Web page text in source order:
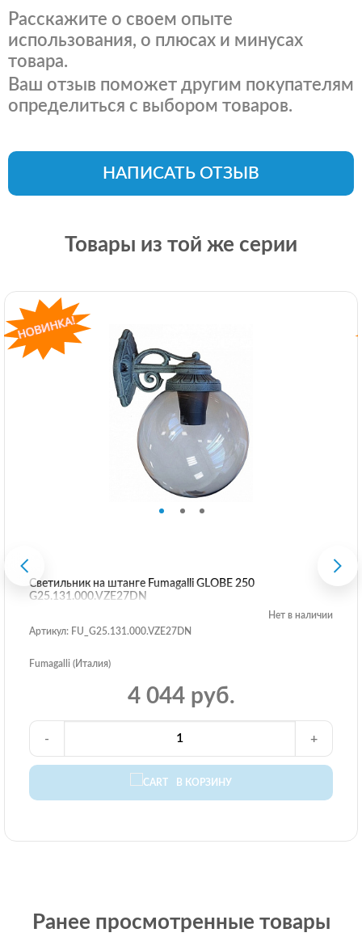
Расскажите о своем опыте
использования, о плюсах и минусах
товара.
Ваш отзыв поможет другим покупателям
определиться с выбором товаров.
НАПИСАТЬ ОТЗЫВ
Товары из той же серии
Светильник на штанге Fumagalli GLOBE 250
G25.131.000.VZE27DN
Нет в наличии
Артикул: FU_G25.131.000.VZE27DN
Fumagalli (Италия)
4 044 руб.
В КОРЗИНУ
- +
Ранее просмотренные товары